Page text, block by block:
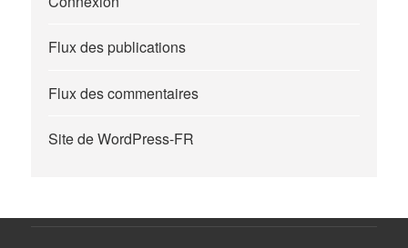
Flux des publications
Flux des commentaires
Site de WordPress-FR